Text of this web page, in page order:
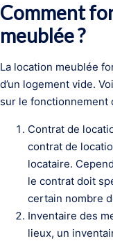
Comment
meublée ?
La location meublée
d’un logement vide.
sur le fonctionnement
Contrat de
contrat de
locataire.
le contrat doit
certain nombre
Inventaire des
lieux, un